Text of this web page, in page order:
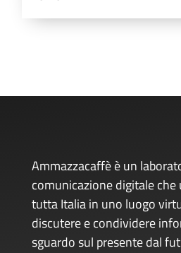
Ammazzacaffè è un
comunicazione digitale
tutta Italia in uno luogo
discutere e condividere
sguardo sul presente dal